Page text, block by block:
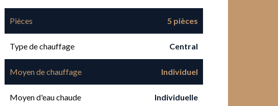
Pièces 5 pièces
Type de chauffage Central
Moyen de chauffage Individuel
Moyen d'eau chaude Individuelle